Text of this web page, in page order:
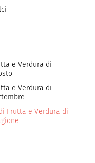
e Verdura di
e Verdura di
Frutta e Verdura di